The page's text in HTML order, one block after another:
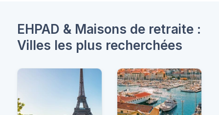
EHPAD & Maisons de retraite :
Villes les plus recherchées